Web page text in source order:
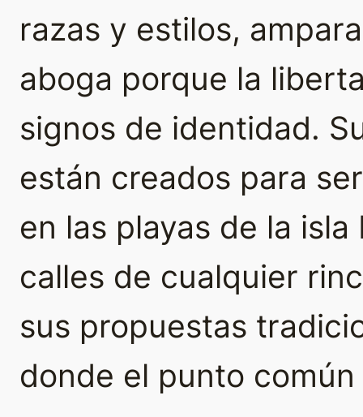
razas y estilos,
aboga porque la
signos de identidad.
están creados para
en las playas de la
calles de cualquier
sus propuestas
donde el punto